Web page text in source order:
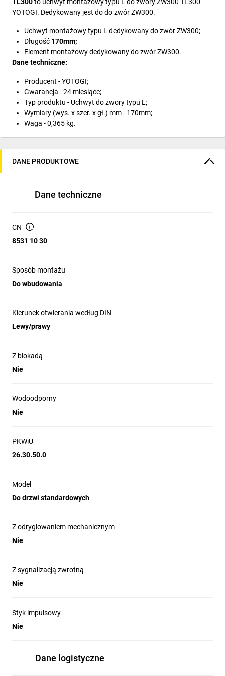
YOTOGI. Dedykowany jest do do zwór ZW300.
Uchwyt montażowy typu L dedykowany do zwór ZW300;
Długość 170mm;
Element montażowy dedykowany do zwór ZW300.
Dane techniczne:
Producent - YOTOGI;
Gwarancja - 24 miesiące;
Typ produktu - Uchwyt do zwory typu L;
Wymiary (wys. x szer. x gł.) mm - 170mm;
Waga - 0,365 kg.
DANE PRODUKTOWE
Dane techniczne
CN
8531 10 30
Sposób montażu
Do wbudowania
Kierunek otwierania według DIN
Lewy/prawy
Z blokadą
Nie
Wodoodporny
Nie
PKWiU
26.30.50.0
Model
Do drzwi standardowych
Z odryglowaniem mechanicznym
Nie
Z sygnalizacją zwrotną
Nie
Styk impulsowy
Nie
Dane logistyczne